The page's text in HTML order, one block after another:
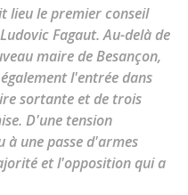
lieu le premier conseil
Fagaut. Au-delà de
maire de Besançon,
l'entrée dans
sortante et de trois
D'une tension
à une passe d'armes
et l'opposition qui a